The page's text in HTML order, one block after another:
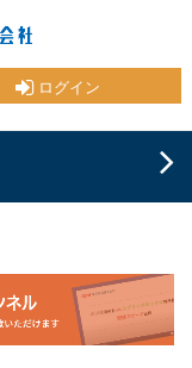
ログイン